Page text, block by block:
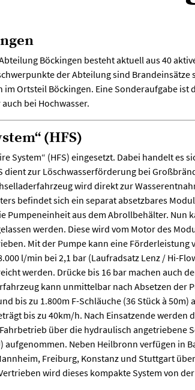
Böckingen besteht aktuell aus 40
der Abteilung sind Brandeinsätze
Ortsteil Böckingen. Eine Sonderaufgabe
bei Hochwasser.
(HFS)
System“ (HFS) eingesetzt. Dabei handelt es
dient zur Löschwasserförderung bei
wird direkt zur
befindet sich ein separat absetzbares
Pumpeneinheit aus dem Abrollbehälter. Nun
werden. Diese wird vom Motor des
Mit der Pumpe kann eine Förderleistung
l/min bei 2,1 bar (Laufradsatz Lenz / Hi-
werden. Drücke bis 16 bar machen auch
kann unmittelbar nach Absetzen der
bis zu 1.800m F-Schläuche (36 Stück à 50m)
bis zu 40km/h. Nach Einsatzende werden
über die hydraulisch angetriebene
aufgenommen. Neben Heilbronn verfügen in
Freiburg, Konstanz und Stuttgart
wird dieses kompakte System von